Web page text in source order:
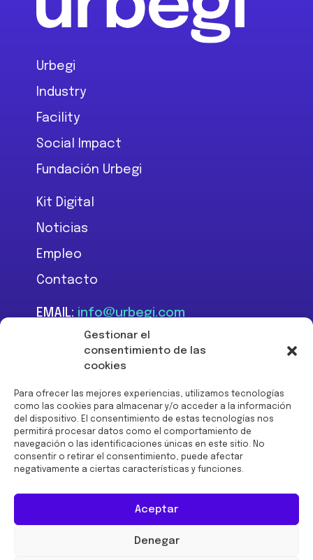
Gestionar el
consentimiento de las
cookies
Para ofrecer las mejores experiencias, utilizamos tecnologías
como las cookies para almacenar y/o acceder a la información
del dispositivo. El consentimiento de estas tecnologías nos
permitirá procesar datos como el comportamiento de
navegación o las identificaciones únicas en este sitio. No
consentir o retirar el consentimiento, puede afectar
negativamente a ciertas características y funciones.
Aceptar
Denegar
Urbegi
Industry
Facility
Social Impact
Fundación Urbegi
Kit Digital
Noticias
Empleo
Contacto
EMAIL: info@urbegi.com
+34 946 801 934
Financiado por la Unión
Europea -
NextGenerationEU: